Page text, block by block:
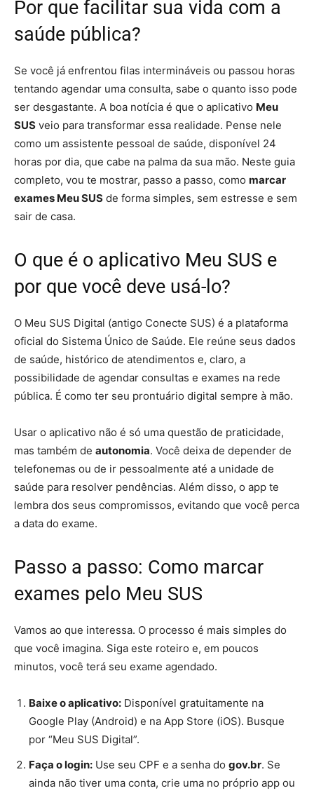
Por que facilitar sua vida com a
saúde pública?
Se você já enfrentou filas intermináveis ou passou horas
tentando agendar uma consulta, sabe o quanto isso pode
ser desgastante. A boa notícia é que o aplicativo Meu
SUS veio para transformar essa realidade. Pense nele
como um assistente pessoal de saúde, disponível 24
horas por dia, que cabe na palma da sua mão. Neste guia
completo, vou te mostrar, passo a passo, como marcar
exames Meu SUS de forma simples, sem estresse e sem
sair de casa.
O que é o aplicativo Meu SUS e
por que você deve usá-lo?
O Meu SUS Digital (antigo Conecte SUS) é a plataforma
oficial do Sistema Único de Saúde. Ele reúne seus dados
de saúde, histórico de atendimentos e, claro, a
possibilidade de agendar consultas e exames na rede
pública. É como ter seu prontuário digital sempre à mão.
Usar o aplicativo não é só uma questão de praticidade,
mas também de autonomia. Você deixa de depender de
telefonemas ou de ir pessoalmente até a unidade de
saúde para resolver pendências. Além disso, o app te
lembra dos seus compromissos, evitando que você perca
a data do exame.
Passo a passo: Como marcar
exames pelo Meu SUS
Vamos ao que interessa. O processo é mais simples do
que você imagina. Siga este roteiro e, em poucos
minutos, você terá seu exame agendado.
Baixe o aplicativo: Disponível gratuitamente na
Google Play (Android) e na App Store (iOS). Busque
por “Meu SUS Digital”.
Faça o login: Use seu CPF e a senha do gov.br. Se
ainda não tiver uma conta, crie uma no próprio app ou